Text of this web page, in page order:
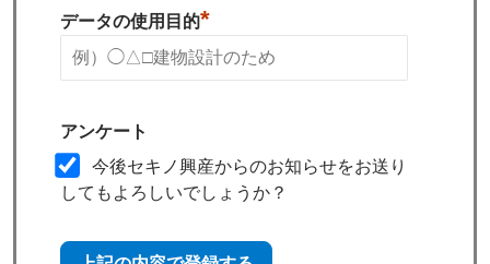
データの使用目的*
アンケート
今後セキノ興産からのお知らせをお送り
してもよろしいでしょうか？